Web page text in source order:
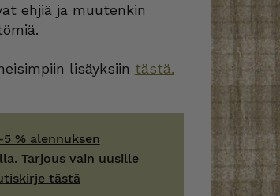
ehjiä ja muutenkin
lisäyksiin tästä.
% alennuksen
Tarjous vain uusille
tästä